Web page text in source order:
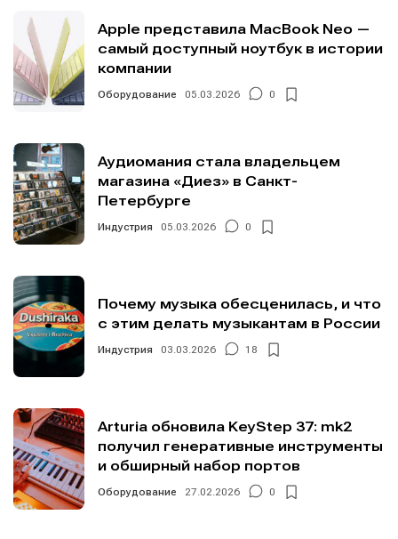
Apple представила MacBook Neo —
самый доступный ноутбук в истории
компании
Оборудование 05.03.2026 0
Аудиомания стала владельцем
магазина «Диез» в Санкт-
Петербурге
Индустрия 05.03.2026 0
Почему музыка обесценилась, и что
с этим делать музыкантам в России
Индустрия 03.03.2026 18
Arturia обновила KeyStep 37: mk2
получил генеративные инструменты
и обширный набор портов
Оборудование 27.02.2026 0